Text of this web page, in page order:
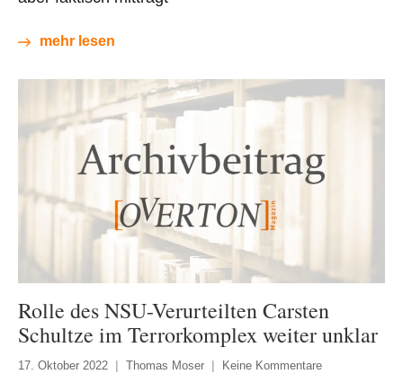
mehr lesen
Rolle des NSU-Verurteilten Carsten
Schultze im Terrorkomplex weiter unklar
17. Oktober 2022 Thomas Moser Keine Kommentare